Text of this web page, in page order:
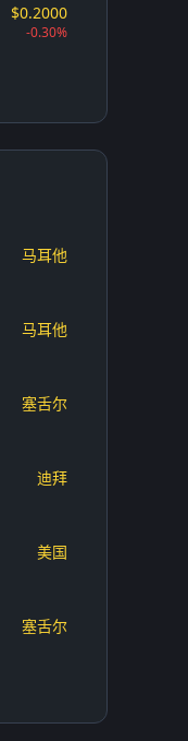
$0.2000
-0.30%
马耳他
马耳他
塞舌尔
迪拜
美国
塞舌尔